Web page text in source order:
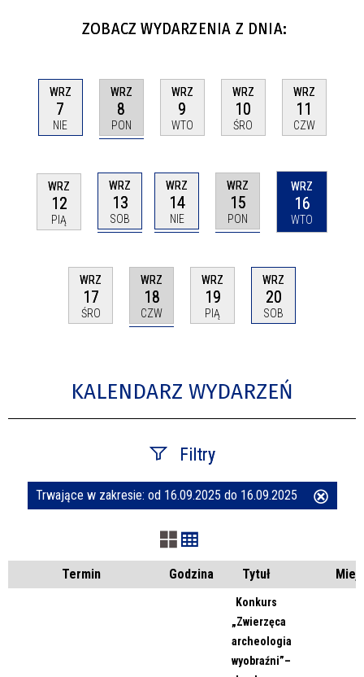
ZOBACZ WYDARZENIA Z DNIA:
WRZ
7
NIE
WRZ
8
PON
WRZ
9
WTO
WRZ
10
ŚRO
WRZ
11
CZW
WRZ
12
PIĄ
WRZ
13
SOB
WRZ
14
NIE
WRZ
15
PON
WRZ
16
WTO
WRZ
17
ŚRO
WRZ
18
CZW
WRZ
19
PIĄ
WRZ
20
SOB
KALENDARZ WYDARZEŃ
Filtry
Szukana fraza
Kategoria
Trwające w zakresie: od 16.09.2025 do 16.09.2025
Termin Godzina Tytuł
Konkurs
„Zwierzęca
archeologia
wyobraźni”–